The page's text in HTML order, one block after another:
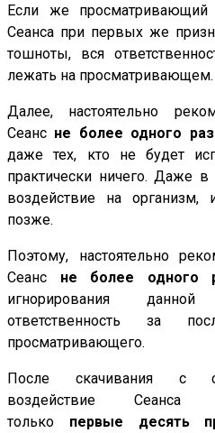
Если же просматривающий
Сеанса при первых же
тошноты, вся
лежать на просматривающем.
Далее, настоятельно
Сеанс не более одного
даже тех, кто не будет
практически ничего. Даже
воздействие на
позже.
Поэтому, настоятельно
Сеанс не более одного
игнорирования
ответственность за
просматривающего.
После скачивания с
воздействие Сеанса
только первые десять